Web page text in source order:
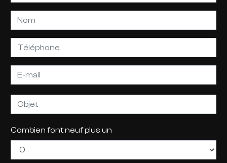
Combien font neuf plus un